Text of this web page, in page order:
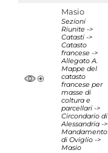
Masio
Sezioni
Riunite ->
Catasti ->
Catasto
francese ->
Allegato A.
Mappe del
catasto
francese per
masse di
coltura e
parcellari ->
Circondario di
Alessandria ->
Mandamento
di Oviglio ->
Masio